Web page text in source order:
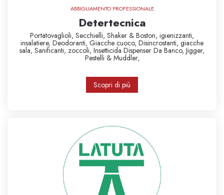
ABBIGLIAMENTO PROFESSIONALE
Detertecnica
Portatovaglioli, Secchielli, Shaker & Boston, igienizzanti,
insalatiere, Deodoranti, Giacche cuoco, Disincrostanti, giacche
sala, Sanificanti, zoccoli, Insetticida Dispenser Da Banco, Jigger,
Pestelli & Muddler,
Scopri di più